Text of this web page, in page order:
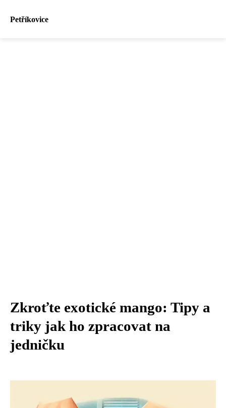
Petříkovice
Zkroťte exotické mango: Tipy a
triky jak ho zpracovat na
jedničku